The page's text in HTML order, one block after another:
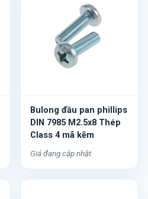
Bulong đầu pan phillips
DIN 7985 M2.5x8 Thép
Class 4 mã kẽm
Giá đang cập nhật